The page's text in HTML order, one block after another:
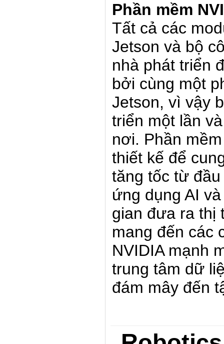
Phần mềm
Tất cả các
Jetson và bộ
nhà phát triển
bởi cùng một
Jetson, vì vậy
triển một lần
nơi. Phần
thiết kế để
tăng tốc từ
ứng dụng AI
gian đưa ra thị
mang đến các
NVIDIA mạnh
trung tâm dữ
đám mây đến